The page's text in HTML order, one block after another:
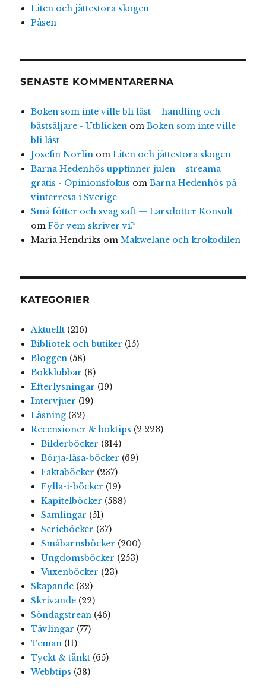
Liten och jättestora skogen
Påsen
SENASTE KOMMENTARERNA
Boken som inte ville bli läst – handling och
bästsäljare - Utblickenom Boken som inte ville
bli läst
Josefin Norlinom Liten och jättestora skogen
Barna Hedenhös uppfinner julen – streama
gratis - Opinionsfokus om Barna Hedenhös på
vinterresa i Sverige
Små fötter och svag saft — Larsdotter Konsult
om För vem skriver vi?
Maria Hendriks om Makwelane och krokodilen
KATEGORIER
Aktuellt(216)
Bibliotek och butiker (15)
Bloggen(58)
Bokklubbar (8)
Efterlysningar (19)
Intervjuer (19)
Läsning(32)
Recensioner & boktips (2 223)
Bilderböcker (814)
Börja-läsa-böcker (69)
Faktaböcker (237)
Fylla-i-böcker (19)
Kapitelböcker (588)
Samlingar (51)
Serieböcker (37)
Småbarnsböcker (200)
Ungdomsböcker (253)
Vuxenböcker (23)
Skapande(32)
Skrivande(22)
Söndagstrean(46)
Tävlingar (77)
Teman(11)
Tyckt & tänkt(65)
Webbtips (38)